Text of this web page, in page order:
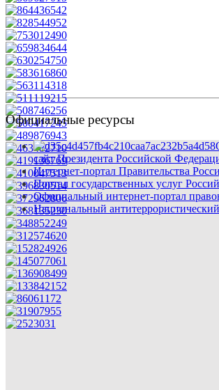
Официальные ресурсы
сайт Президента Российской
Интернет-портал Правительства
Портал государственных услуг
Официальный интернет-портал
Национальный